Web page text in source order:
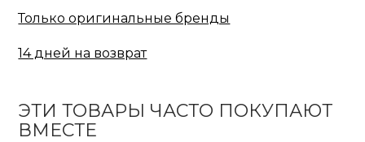
Только оригинальные бренды
14 дней на возврат
ЭТИ ТОВАРЫ ЧАСТО ПОКУПАЮТ
ВМЕСТЕ